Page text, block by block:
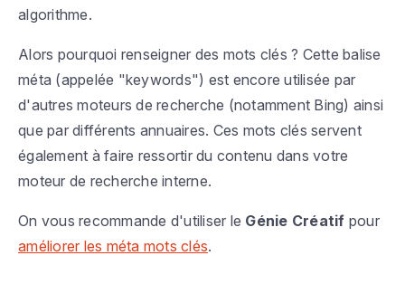
algorithme.
Alors pourquoi renseigner des mots clés ? Cette balise
méta (appelée "keywords") est encore utilisée par
d'autres moteurs de recherche (notamment Bing) ainsi
que par différents annuaires. Ces mots clés servent
également à faire ressortir du contenu dans votre
moteur de recherche interne.
On vous recommande d'utiliser le Génie Créatif pour
améliorer les méta mots clés.